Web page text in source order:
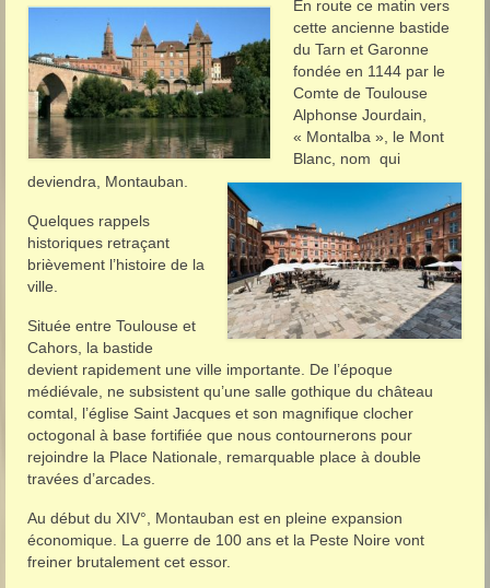
En route ce matin vers
cette ancienne bastide
du Tarn et Garonne
fondée en 1144 par le
Comte de Toulouse
Alphonse Jourdain,
« Montalba », le Mont
Blanc, nom qui
deviendra, Montauban.
Quelques rappels
historiques retraçant
brièvement l’histoire de la
ville.
Située entre Toulouse et
Cahors, la bastide
devient rapidement une ville importante. De l’époque
médiévale, ne subsistent qu’une salle gothique du château
comtal, l’église Saint Jacques et son magnifique clocher
octogonal à base fortifiée que nous contournerons pour
rejoindre la Place Nationale, remarquable place à double
travées d’arcades.
Au début du XIV°, Montauban est en pleine expansion
économique. La guerre de 100 ans et la Peste Noire vont
freiner brutalement cet essor.